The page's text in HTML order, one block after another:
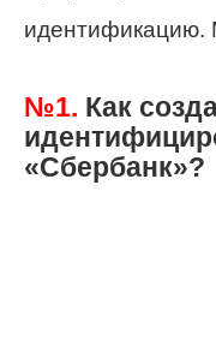
идентификацию.
№1. Как
«Сбербанк»?